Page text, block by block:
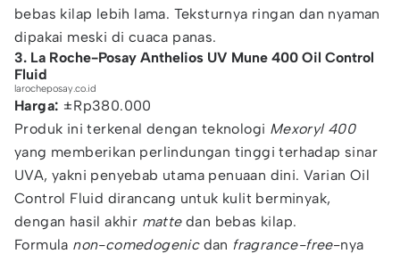
bebas kilap lebih lama. Teksturnya ringan dan nyaman
dipakai meski di cuaca panas.
3. La Roche-Posay Anthelios UV Mune 400 Oil Control
Fluid
larocheposay.co.id
Harga: ±Rp380.000
Produk ini terkenal dengan teknologi Mexoryl 400
yang memberikan perlindungan tinggi terhadap sinar
UVA, yakni penyebab utama penuaan dini. Varian Oil
Control Fluid dirancang untuk kulit berminyak,
dengan hasil akhir mattedan bebas kilap.
Formula non-comedogenicdan fragrance-free-nya